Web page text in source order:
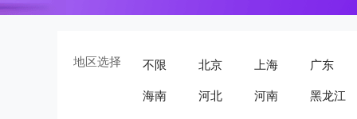
地区选择 不限 北京 上海 广东
海南 河北 河南 黑龙江